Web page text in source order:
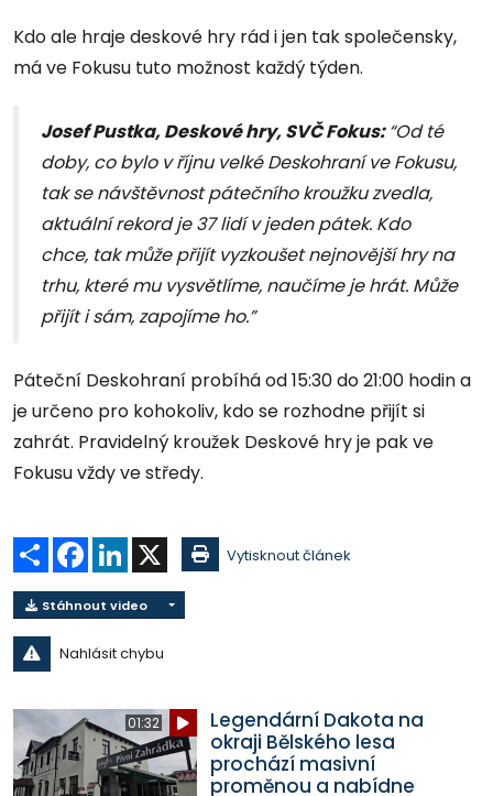
Kdo ale hraje deskové hry rád i jen tak společensky,
má ve Fokusu tuto možnost každý týden.
Josef Pustka, Deskové hry, SVČ Fokus:“Od té
doby, co bylo v říjnu velké Deskohraní ve Fokusu,
tak se návštěvnost pátečního kroužku zvedla,
aktuální rekord je 37 lidí v jeden pátek. Kdo
chce, tak může přijít vyzkoušet nejnovější hry na
trhu, které mu vysvětlíme, naučíme je hrát. Může
přijít i sám, zapojíme ho.”
Páteční Deskohraní probíhá od 15:30 do 21:00 hodin a
je určeno pro kohokoliv, kdo se rozhodne přijít si
zahrát. Pravidelný kroužek Deskové hry je pak ve
Fokusu vždy ve středy.
Sdílet Facebook
LinkedIn Vytisknout článek
Stáhnout video
Nahlásit chybu
01:32
Legendární Dakota na
okraji Bělského lesa
prochází masivní
proměnou a nabídne